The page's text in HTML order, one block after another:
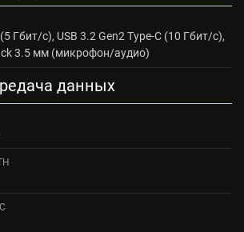
Гбит/с), USB 3.2 Gen2 Type-C (10 Гбит/с),
3.5 мм (микрофон/аудио)
данных